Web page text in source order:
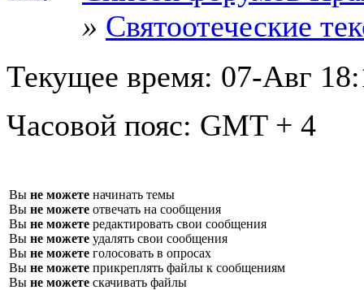
» Святоотеческие
Текущее время: 07-Авг
Часовой пояс: GMT + 4
Вы не можете начинать темы
Вы не можете отвечать на сообщения
Вы не можете редактировать свои сообщения
Вы не можете удалять свои сообщения
Вы не можете голосовать в опросах
Вы не можете прикреплять файлы к сообщениям
Вы не можете скачивать файлы